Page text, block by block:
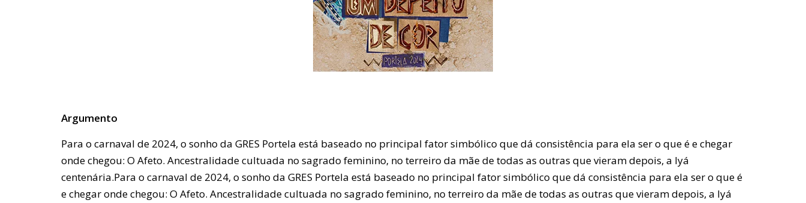
Argumento
Para o carnaval de 2024, o sonho da GRES Portela está baseado no principal fator simbólico que dá consistência para ela ser o que é e chegar
onde chegou: O Afeto. Ancestralidade cultuada no sagrado feminino, no terreiro da mãe de todas as outras que vieram depois, a Iyá
centenária.Para o carnaval de 2024, o sonho da GRES Portela está baseado no principal fator simbólico que dá consistência para ela ser o que é
e chegar onde chegou: O Afeto. Ancestralidade cultuada no sagrado feminino, no terreiro da mãe de todas as outras que vieram depois, a Iyá